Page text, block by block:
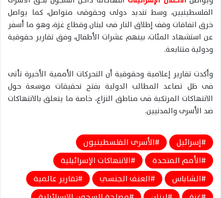
الفلسطينيين، وسط تنديد دولى وحقوقى متواصل، كما يواصل
خرق اتفاقات وقف إطلاق النار فى لبنان وقطاع غزة، وهو ما أسفر
عن استشهاد المئات، بينهم عشرات الأطفال، وفق تقارير حقوقية
ودولية متتابعة.
وأكدت تقارير إعلامية وحقوقية أن التحركات الأممية الأخيرة تأتى
فى ظل تصاعد المطالب الدولية بفتح تحقيقات موسعة حول
الانتهاكات المرتكبة فى مناطق النزاع، خاصة ما يتعلق بالانتهاكات
ضد الأسرى والمدنيين.
إسرائيل
الأسرى الفلسطينيون
الأمم المتحدة
الانتهاكات الإسرائيلية
الشاباس
العنف الجنسي
تقارير عالمية